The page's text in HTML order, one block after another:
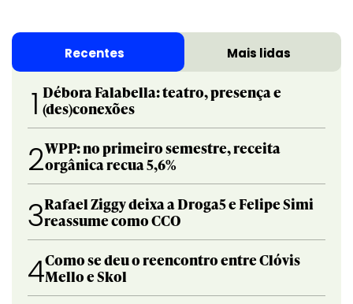
Recentes Mais lidas
1 Débora Falabella: teatro, presença e
(des)conexões
2WPP: no primeiro semestre, receita
orgânica recua 5,6%
3Rafael Ziggy deixa a Droga5 e Felipe Simi
reassume como CCO
4Como se deu o reencontro entre Clóvis
Mello e Skol